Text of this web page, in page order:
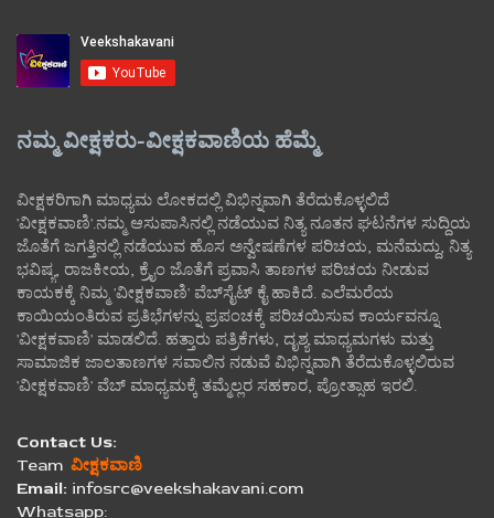
ನಮ್ಮ ವೀಕ್ಷಕರು-ವೀಕ್ಷಕವಾಣಿಯ ಹೆಮ್ಮೆ
ವೀಕ್ಷಕರಿಗಾಗಿ ಮಾಧ್ಯಮ ಲೋಕದಲ್ಲಿ ವಿಭಿನ್ನವಾಗಿ ತೆರೆದುಕೊಳ್ಳಲಿದೆ
'ವೀಕ್ಷಕವಾಣಿ'.ನಮ್ಮ ಆಸುಪಾಸಿನಲ್ಲಿ ನಡೆಯುವ ನಿತ್ಯ ನೂತನ ಘಟನೆಗಳ ಸುದ್ದಿಯ
ಜೊತೆಗೆ ಜಗತ್ತಿನಲ್ಲಿ ನಡೆಯುವ ಹೊಸ ಅನ್ವೇಷಣೆಗಳ ಪರಿಚಯ, ಮನೆಮದ್ದು, ನಿತ್ಯ
ಭವಿಷ್ಯ, ರಾಜಕೀಯ, ಕ್ರೈಂ ಜೊತೆಗೆ ಪ್ರವಾಸಿ ತಾಣಗಳ ಪರಿಚಯ ನೀಡುವ
ಕಾಯಕಕ್ಕೆ ನಿಮ್ಮ 'ವೀಕ್ಷಕವಾಣಿ' ವೆಬ್‌ಸೈಟ್‌ ಕೈ ಹಾಕಿದೆ. ಎಲೆಮರೆಯ
ಕಾಯಿಯಂತಿರುವ ಪ್ರತಿಭೆಗಳನ್ನು ಪ್ರಪಂಚಕ್ಕೆ ಪರಿಚಯಿಸುವ ಕಾರ್ಯವನ್ನೂ
'ವೀಕ್ಷಕವಾಣಿ' ಮಾಡಲಿದೆ. ಹತ್ತಾರು ಪತ್ರಿಕೆಗಳು, ದೃಶ್ಯ ಮಾಧ್ಯಮಗಳು ಮತ್ತು
ಸಾಮಾಜಿಕ ಜಾಲತಾಣಗಳ ಸವಾಲಿನ ನಡುವೆ ವಿಭಿನ್ನವಾಗಿ ತೆರೆದುಕೊಳ್ಳಲಿರುವ
'ವೀಕ್ಷಕವಾಣಿ' ವೆಬ್ ಮಾಧ್ಯಮಕ್ಕೆ ತಮ್ಮೆಲ್ಲರ ಸಹಕಾರ, ಪ್ರೋತ್ಸಾಹ ಇರಲಿ.
Contact Us:
Team ವೀಕ್ಷಕವಾಣಿ
Email: infosrc@veekshakavani.com
Whatsapp: